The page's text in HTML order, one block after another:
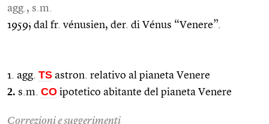
agg., s.m.
1959; dal fr. vénusien, der. di Vénus “Venere”.
1. agg. TS astron. relativo al pianeta Venere
2. s.m. CO ipotetico abitante del pianeta Venere
Correzioni e suggerimenti